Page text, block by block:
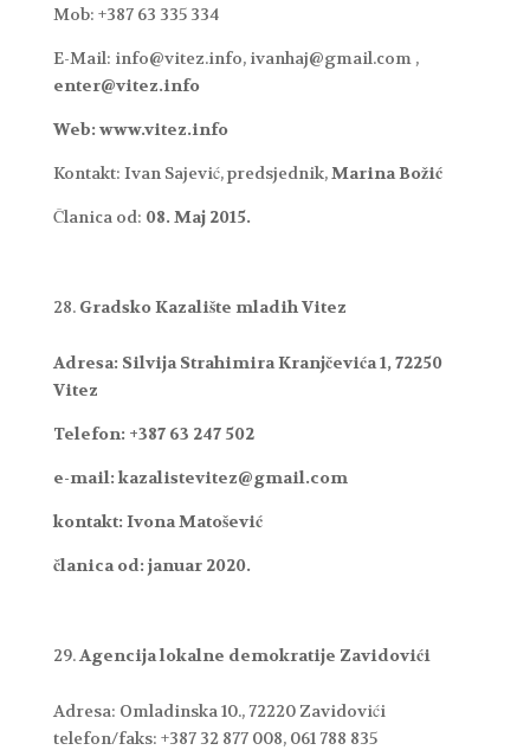
Mob: +387 63 335 334
E-Mail: info@vitez.info, ivanhaj@gmail.com ,
enter@vitez.info
Web: www.vitez.info
Kontakt: Ivan Sajević, predsjednik,Marina Božić
Članica od: 08. Maj 2015.
Gradsko Kazalište mladih Vitez
Adresa: Silvija Strahimira Kranjčevića 1, 72250
Vitez
Telefon: +387 63 247 502
e-mail: kazalistevitez@gmail.com
kontakt: Ivona Matošević
članica od: januar 2020.
Agencija lokalne demokratije Zavidovići
Adresa: Omladinska 10., 72220 Zavidovići
telefon/faks: +387 32 877 008, 061 788 835